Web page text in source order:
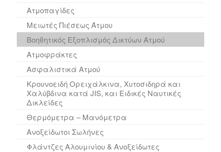
Ατμοπαγίδες
Μειωτές Πιέσεως Άτμου
Βοηθητικός Εξοπλισμός Δικτύων Ατμού
Ατμοφράκτες
Ασφαλιστικά Ατμού
Κρουνοειδή Ορειχάλκινα, Χυτοσιδηρά και
Χαλύβδινα κατά JIS, και Ειδικές Ναυτικές
Δικλείδες
Θερμόμετρα – Μανόμετρα
Ανοξείδωτοι Σωλήνες
Φλάντζες Αλουμινίου & Ανοξείδωτες